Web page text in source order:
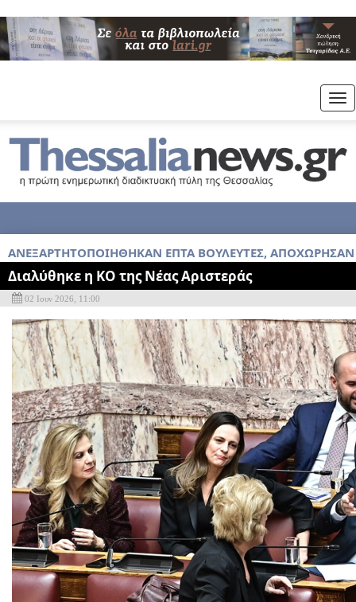
ΑΝΕΞΑΡΤΗΤΟΠΟΙΉΘΗΚΑΝ ΕΠΤΆ ΒΟΥΛΕΥΤΈΣ, ΑΠΟΧΏΡΗΣΑΝ
Διαλύθηκε η ΚΟ της Νέας Αριστεράς
02 Ιουν 2026, 11:00